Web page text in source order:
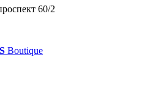
60/2
Boutique